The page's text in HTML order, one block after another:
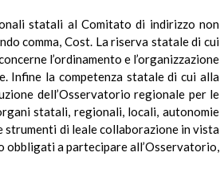
statali al Comitato di indirizzo non
comma, Cost. La riserva statale di cui
l’ordinamento e l’organizzazione
Infine la competenza statale di cui alla
dell’Osservatorio regionale per le
statali, regionali, locali, autonomie
di leale collaborazione in vista
a partecipare all’Osservatorio,